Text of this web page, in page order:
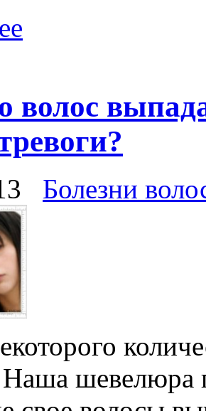
волос
Болезни
шевелюра